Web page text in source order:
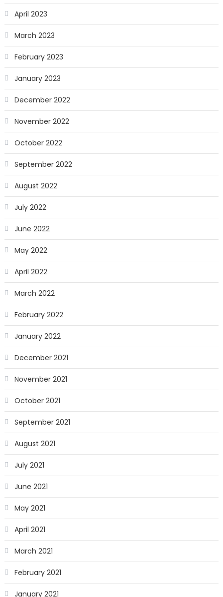
April 2023
March 2023
February 2023
January 2023
December 2022
November 2022
October 2022
September 2022
August 2022
July 2022
June 2022
May 2022
April 2022
March 2022
February 2022
January 2022
December 2021
November 2021
October 2021
September 2021
August 2021
July 2021
June 2021
May 2021
April 2021
March 2021
February 2021
January 2021